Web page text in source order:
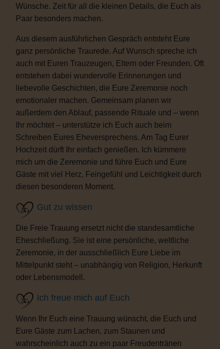
Wünsche. Zeit für all die kleinen Details, die Euch als
Paar besonders machen.
Aus diesem ausführlichen Gespräch entsteht Eure
ganz persönliche Traurede. Auf Wunsch spreche ich
auch mit Euren Trauzeugen, Eltern oder Freunden. Oft
entstehen dabei wundervolle Erinnerungen und
liebevolle Geschichten, die Eure Zeremonie noch
emotionaler machen. Gemeinsam planen wir
außerdem den Ablauf, passende Rituale und – wenn
Ihr möchtet – unterstütze ich Euch auch beim
Schreiben Eures Eheversprechens. Am Tag Eurer
Hochzeit dürft Ihr einfach genießen. Ich kümmere
mich um die Zeremonie und führe Euch und Eure
Gäste mit viel Herz, Feingefühl und Leichtigkeit durch
diesen besonderen Moment.
Gut zu wissen
Die Freie Trauung ersetzt nicht die standesamtliche
Eheschließung. Sie ist eine persönliche, weltliche
Zeremonie, in der ausschließlich Eure Liebe im
Mittelpunkt steht – unabhängig von Religion, Herkunft
oder Lebensmodell.
Ich freue mich auf Euch
Wenn Ihr Euch eine Trauung wünscht, die Euch und
Eure Gäste zum Lachen, zum Staunen und
wahrscheinlich auch zu ein paar Freudentränen